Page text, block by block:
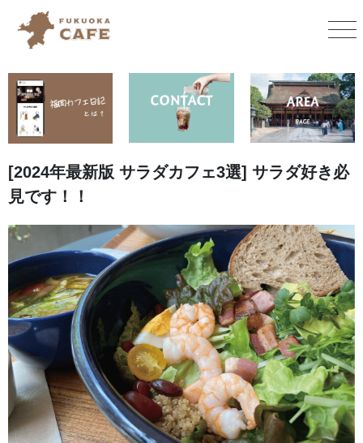
[2024年最新版 サラダカフェ3選] サラダ好き必
見です！！